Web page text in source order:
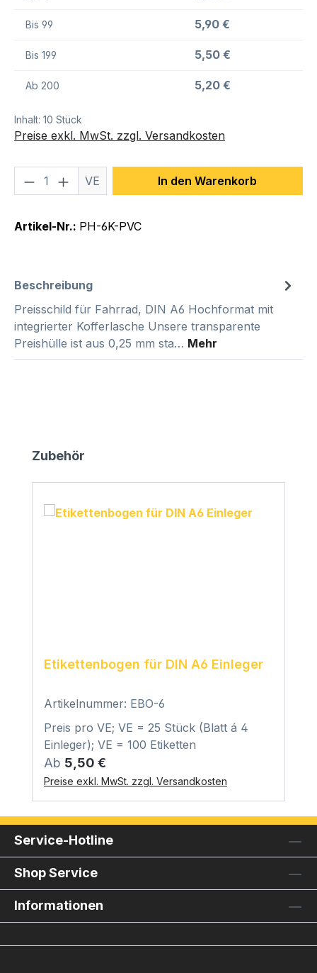
Bis 99 5,90 €
Bis 199 5,50 €
Ab 200 5,20 €
Inhalt: 10 Stück
Preise exkl. MwSt. zzgl. Versandkosten
Produkt Anzahl: Gib den
VE In den Warenkorb
Artikel-Nr.: PH-6K-PVC
Beschreibung
Preisschild für Fahrrad, DIN A6 Hochformat mit
integrierter Kofferlasche Unsere transparente
Preishülle ist aus 0,25 mm sta… Mehr
Produktgalerie überspringen
Zubehör
Etikettenbogen für DIN A6 Einleger
Artikelnummer: EBO-6
Preis pro VE; VE = 25 Stück (Blatt á 4
Einleger); VE = 100 Etiketten
Regulärer Preis:
Ab 5,50 €
Preise exkl. MwSt. zzgl. Versandkosten
Service-Hotline
Shop Service
Informationen